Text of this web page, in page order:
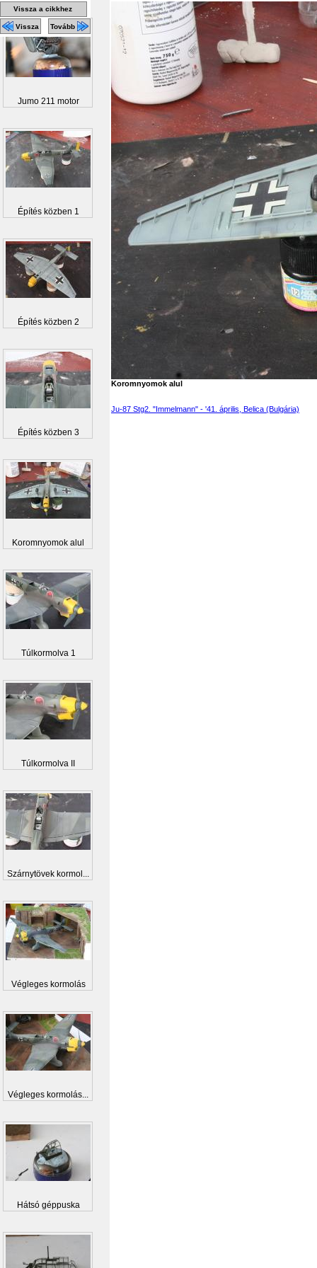
Koromnyomok alul
Ju-87 Stg2. "Immelmann" - '41. április, Belica (Bulgária)
Vissza a cikkhez
Vissza Tovább
Jumo 211 motor
Építés közben 1
Építés közben 2
Építés közben 3
Koromnyomok alul
Túlkormolva 1
Túlkormolva II
Szárnytövek kormol...
Végleges kormolás
Végleges kormolás...
Hátsó géppuska